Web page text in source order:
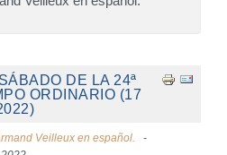
DE LA 24ª
ORDINARIO (17
Veilleux en español.